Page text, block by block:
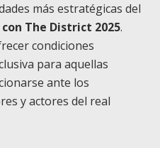
más estratégicas del
The District 2025.
condiciones
para aquellas
ante los
y actores del real